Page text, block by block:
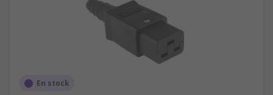
En stock